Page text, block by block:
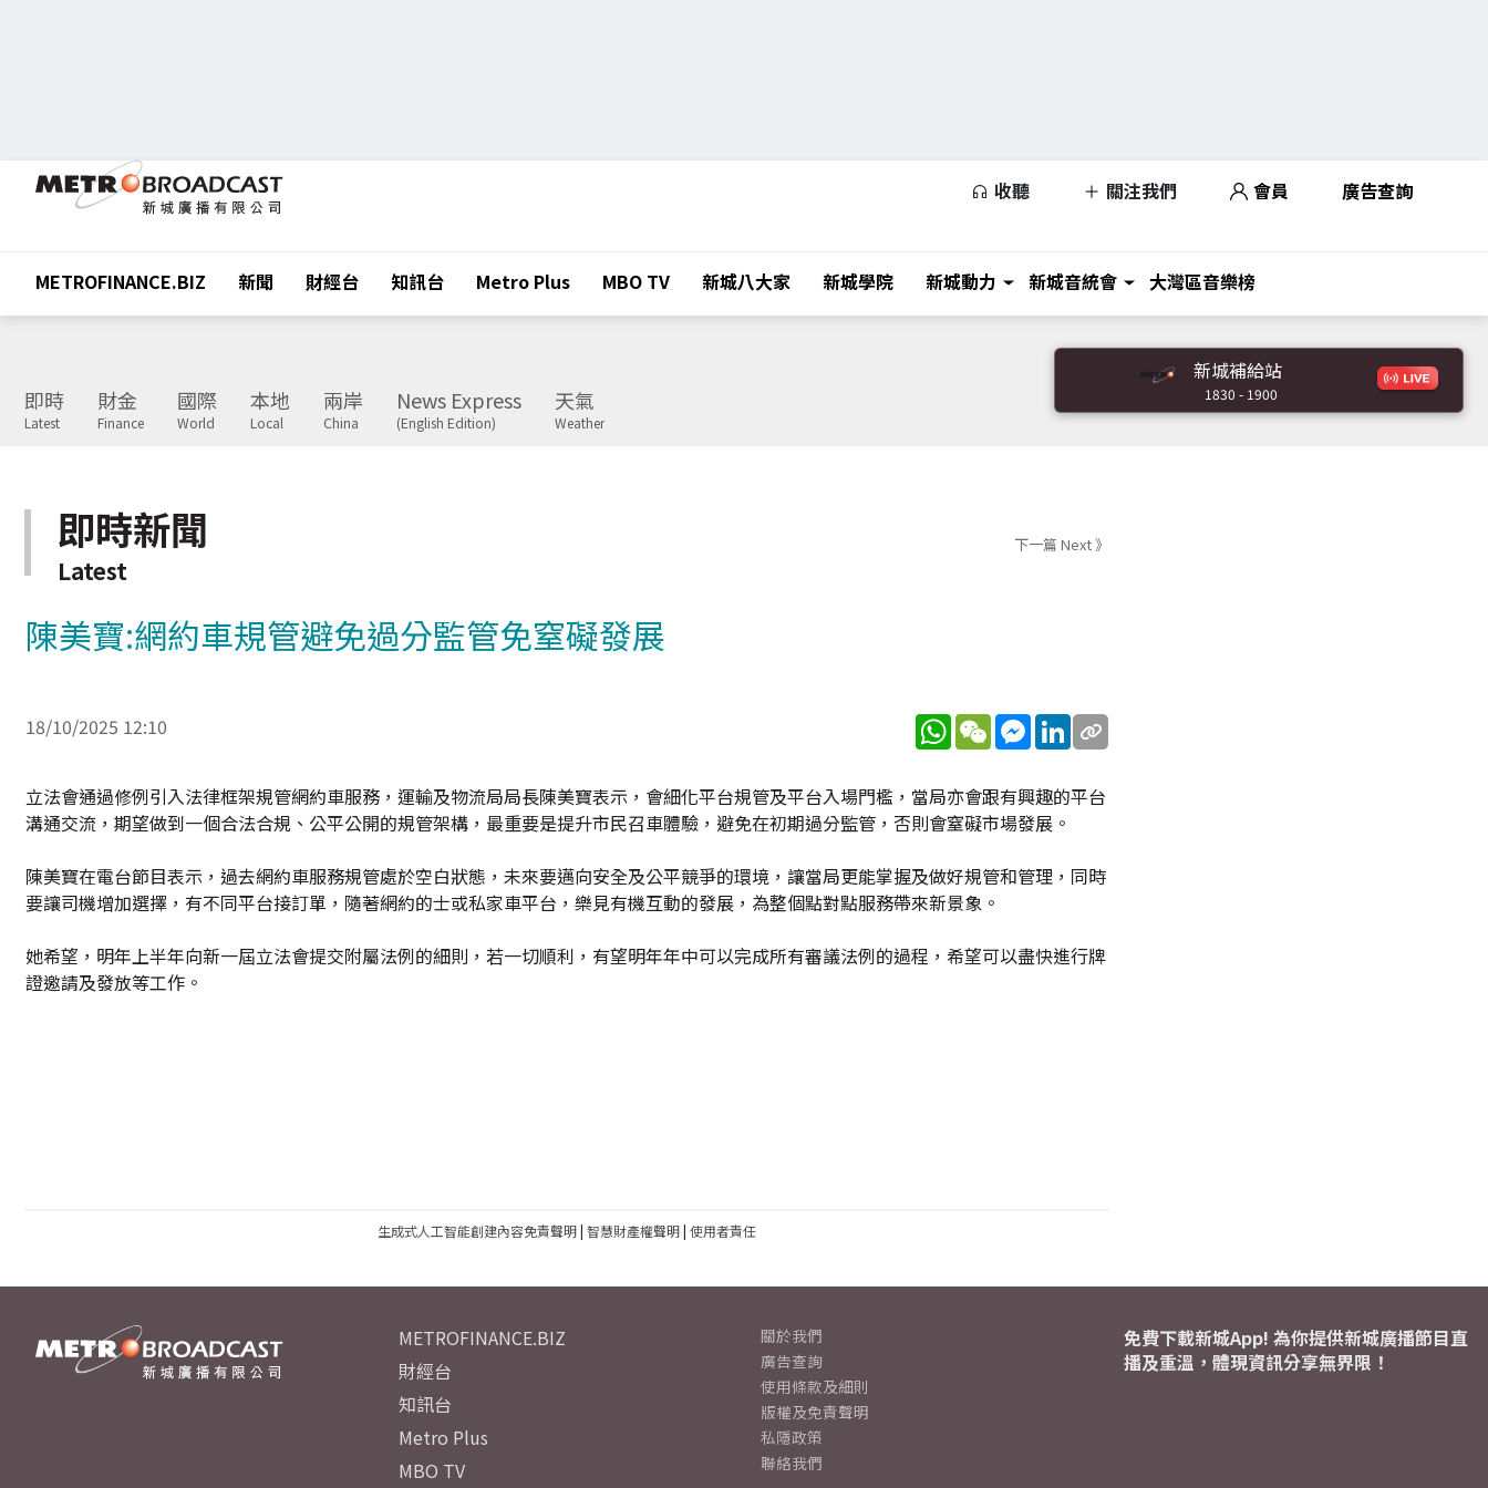
收聽 關注我們 會員 廣告查詢
METROFINANCE.BIZ 新聞 財經台 知訊台 Metro Plus MBO TV 新城八大家 新城學院 新城動力 新城音統會 大灣區音樂榜
即時
Latest
財金
Finance
國際
World
本地
Local
兩岸
China
News Express
(English Edition)
天氣
Weather
新城補給站
1830 - 1900
即時新聞
Latest
下一篇 Next 》
陳美寶:網約車規管避免過分監管免窒礙發展
18/10/2025 12:10 WhatsApp
WeChatMessenger
LinkedIn
立法會通過修例引入法律框架規管網約車服務，運輸及物流局局長陳美寶表示，會細化平台規管及平台入場門檻，當局亦會跟有興趣的平台
溝通交流，期望做到一個合法合規、公平公開的規管架構，最重要是提升市民召車體驗，避免在初期過分監管，否則會窒礙市場發展。
陳美寶在電台節目表示，過去網約車服務規管處於空白狀態，未來要邁向安全及公平競爭的環境，讓當局更能掌握及做好規管和管理，同時
要讓司機增加選擇，有不同平台接訂單，隨著網約的士或私家車平台，樂見有機互動的發展，為整個點對點服務帶來新景象。
她希望，明年上半年向新一屆立法會提交附屬法例的細則，若一切順利，有望明年年中可以完成所有審議法例的過程，希望可以盡快進行牌
證邀請及發放等工作。
生成式人工智能創建內容免責聲明| 智慧財產權聲明| 使用者責任
METROFINANCE.BIZ
財經台
知訊台
Metro Plus
MBO TV
關於我們
廣告查詢
使用條款及細則
版權及免責聲明
私隱政策
聯絡我們
免費下載新城App! 為你提供新城廣播節目直
播及重溫，體現資訊分享無界限！